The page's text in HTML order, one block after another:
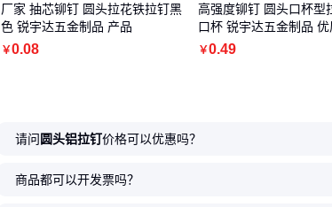
厂家 抽芯铆钉 圆头拉花铁拉钉黑
色 锐宇达五金制品 产品
￥0.08
高强度铆钉 圆头口杯型
口杯 锐宇达五金制品 优
￥0.49
请问圆头铝拉钉价格可以优惠吗？
商品都可以开发票吗？